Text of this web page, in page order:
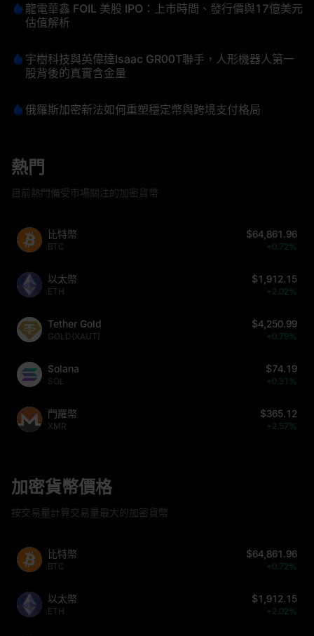
龍電華鑫 FOIL 美股 IPO：上市時間、發行價與17億美元
估值解析
宇樹科技與英偉達Isaac GR00T聯手，人形機器人第一
股背後的真實含金量
俄羅斯加密新法如何重塑穩定幣與跨境支付格局
熱門
目前熱門備受市場關注的加密貨幣
比特幣
BTC
$64,861.96
+0.72%
以太幣
ETH
$1,912.15
+2.02%
Tether Gold
GOLD(XAUT)
$4,250.99
+0.79%
Solana
SOL
$74.19
+0.31%
門羅幣
XMR
$365.12
+2.57%
加密貨幣價格
按交易量計算交易量最大的加密貨幣
比特幣
BTC
$64,861.96
+0.72%
以太幣
ETH
$1,912.15
+2.02%